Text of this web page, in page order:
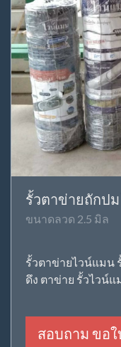
รั้วตาข่ายถักป
ขนาดลวด 2.5 มิล
รั้วตาข่ายไวน์แมน
ดึง ตาข่าย รั้วไวน์
สอบถาม ขอใ